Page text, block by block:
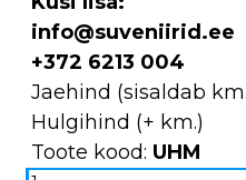
info@suveniirid.ee
+372 6213 004
Jaehind (sisaldab
Hulgihind (+ km.)
Toote kood: UHM
Uhmrid